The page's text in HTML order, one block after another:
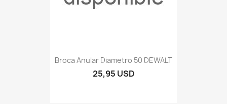
Broca Anular Diametro 50 DEWALT
25,95 USD